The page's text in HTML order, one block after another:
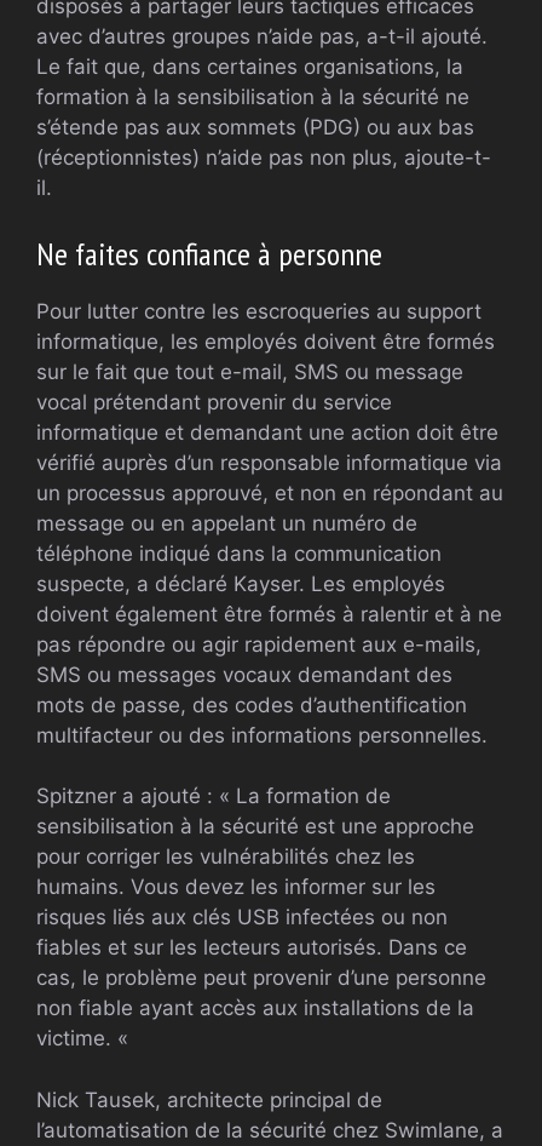
disposés à partager leurs tactiques efficaces
avec d’autres groupes n’aide pas, a-t-il ajouté.
Le fait que, dans certaines organisations, la
formation à la sensibilisation à la sécurité ne
s’étende pas aux sommets (PDG) ou aux bas
(réceptionnistes) n’aide pas non plus, ajoute-t-
il.
Ne faites confiance à personne
Pour lutter contre les escroqueries au support
informatique, les employés doivent être formés
sur le fait que tout e-mail, SMS ou message
vocal prétendant provenir du service
informatique et demandant une action doit être
vérifié auprès d’un responsable informatique via
un processus approuvé, et non en répondant au
message ou en appelant un numéro de
téléphone indiqué dans la communication
suspecte, a déclaré Kayser. Les employés
doivent également être formés à ralentir et à ne
pas répondre ou agir rapidement aux e-mails,
SMS ou messages vocaux demandant des
mots de passe, des codes d’authentification
multifacteur ou des informations personnelles.
Spitzner a ajouté : « La formation de
sensibilisation à la sécurité est une approche
pour corriger les vulnérabilités chez les
humains. Vous devez les informer sur les
risques liés aux clés USB infectées ou non
fiables et sur les lecteurs autorisés. Dans ce
cas, le problème peut provenir d’une personne
non fiable ayant accès aux installations de la
victime. «
Nick Tausek, architecte principal de
l’automatisation de la sécurité chez Swimlane, a